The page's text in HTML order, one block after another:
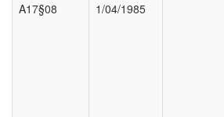
A17§08
1/04/1985